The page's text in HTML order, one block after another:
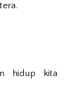
hidup kita